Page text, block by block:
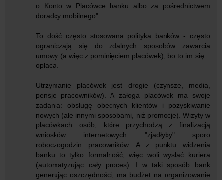
o Konto w Placówce banku albo za pośrednictwem
doradcy mobilnego".
To dość często stosowana polityka banków - często
ograniczają się do zdalnych sposobów zawarcia
umowy (a więc z pominięciem placówek), bo to im się...
opłaca.
Utrzymanie placówek jest drogie (czynsze, media,
pensje pracowników). A załoga placówek ma swoje
zadania: obsługę obecnych klientów i pozyskiwanie
nowych (ale innymi sposobami, niż promocje). Wizyty w
placówkach osób, które przychodzą z finalizacją
wniosków internetowych "zjadłyby" sporo
roboczogodzin pracowników. A z punktu widzenia
banku to tylko formalność, więc woli wysłać kuriera
(automatyzując cały proces). I w taki sposób bank
generując oszczędności, ma budżet na organizowanie